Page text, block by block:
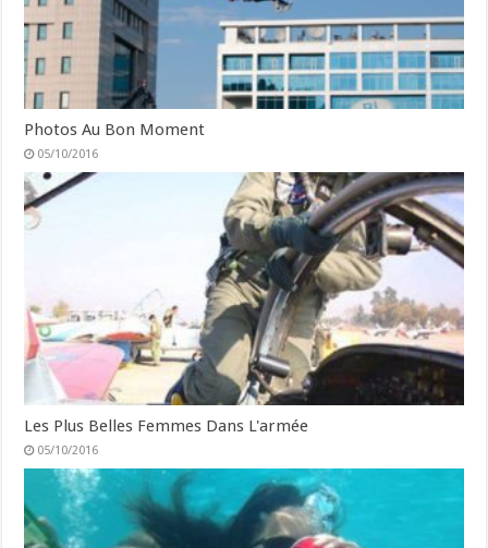
Photos Au Bon Moment
05/10/2016
Les Plus Belles Femmes Dans L'armée
05/10/2016